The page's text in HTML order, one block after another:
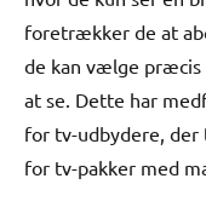
foretrækker de at
de kan vælge præcis
at se. Dette har
for tv-udbydere,
for tv-pakker med